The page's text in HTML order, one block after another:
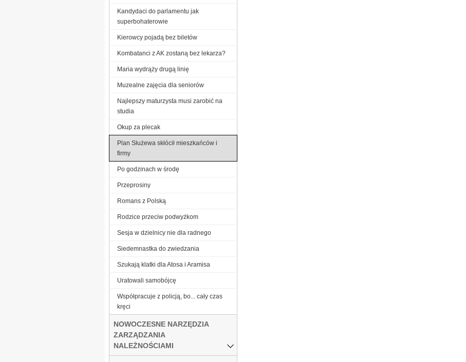
Kandydaci do parlamentu jak
superbohaterowie
Kierowcy pojadą bez biletów
Kombatanci z AK zostaną bez lekarza?
Maria wydrąży drugą linię
Muzealne zajęcia dla seniorów
Najlepszy maturzysta musi zarobić na
studia
Okup za plecak
Plan Służewa skłócił mieszkańców i
firmy
Po godzinach w środę
Przeprosiny
Romans z Polską
Ro­dzi­ce prze­ciw pod­wyż­kom
Sesja w dzielnicy nie dla radnego
Siedemnastka do zwiedzania
Szukają klatki dla Atosa i Aramisa
Ura­to­wa­li sa­mo­bój­cę
Współpracuje z policją, bo... cały czas
kręci
NOWOCZESNE NARZĘDZIA
ZARZĄDZANIA
NALEŻNOŚCIAMI